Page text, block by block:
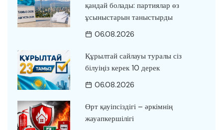
қандай болады: партиялар өз
ұсыныстарын таныстырды
06.08.2026
Құрылтай сайлауы туралы сіз
білуіңіз керек 10 дерек
06.08.2026
Өрт қауіпсіздігі – әркімнің
жауапкершілігі